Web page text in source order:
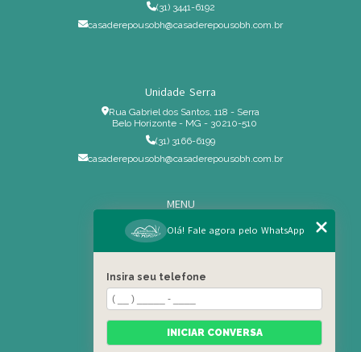
(31) 3441-6192
casaderepousobh@casaderepousobh.com.br
Unidade Serra
Rua Gabriel dos Santos, 118 - Serra
Belo Horizonte - MG - 30210-510
(31) 3166-6199
casaderepousobh@casaderepousobh.com.br
MENU
Home
Institucional
Serviços Especiais
Blog
Residência
Olá! Fale agora pelo WhatsApp
Insira seu telefone
INICIAR CONVERSA